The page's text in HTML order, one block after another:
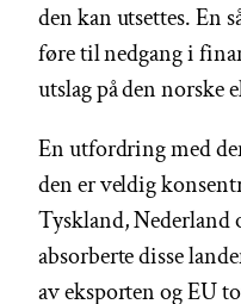
den kan utsettes. En
føre til nedgang i
utslag på den norske
En utfordring med
den er veldig
Tyskland, Nederland
absorberte disse
av eksporten og EU